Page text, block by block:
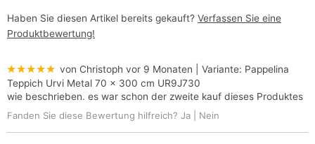
Haben Sie diesen Artikel bereits gekauft? Verfassen Sie eine
Produktbewertung!
★★★★★ von Christoph vor 9 Monaten | Variante: Pappelina
Teppich Urvi Metal 70 x 300 cm UR9J730
wie beschrieben. es war schon der zweite kauf dieses Produktes
Fanden Sie diese Bewertung hilfreich? Ja Nein